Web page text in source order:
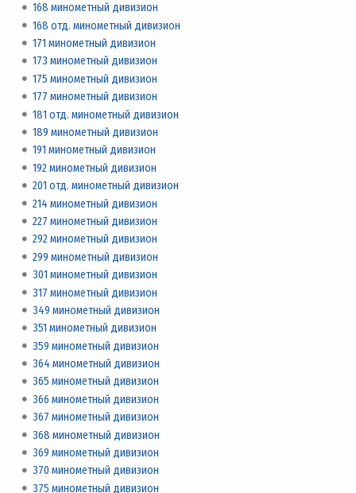
168 минометный дивизион
168 отд. минометный дивизион
171 минометный дивизион
173 минометный дивизион
175 минометный дивизион
177 минометный дивизион
181 отд. минометный дивизион
189 минометный дивизион
191 минометный дивизион
192 минометный дивизион
201 отд. минометный дивизион
214 минометный дивизион
227 минометный дивизион
292 минометный дивизион
299 минометный дивизион
301 минометный дивизион
317 минометный дивизион
349 минометный дивизион
351 минометный дивизион
359 минометный дивизион
364 минометный дивизион
365 минометный дивизион
366 минометный дивизион
367 минометный дивизион
368 минометный дивизион
369 минометный дивизион
370 минометный дивизион
375 минометный дивизион